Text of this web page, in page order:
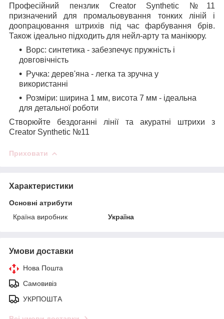
Професійний пензлик Creator Synthetic №11
призначений для промальовування тонких ліній і
доопрацювання штрихів під час фарбування брів.
Також ідеально підходить для нейл-арту та манікюру.
Ворс: синтетика - забезпечує пружність і
довговічність
Ручка: дерев'яна - легка та зручна у
використанні
Розміри: ширина 1 мм, висота 7 мм - ідеальна
для детальної роботи
Створюйте бездоганні лінії та акуратні штрихи з
Creator Synthetic №11
Приховати
Характеристики
Основні атрибути
Країна виробник
Україна
Умови доставки
Нова Пошта
Самовивіз
УКРПОШТА